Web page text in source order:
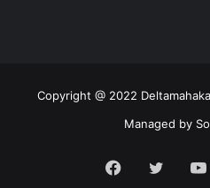
Copyright @ 2022
Managed by
Facebook
Twitter